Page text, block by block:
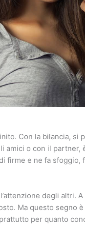
Con la bilancia, si
amici o con il
firme e ne fa sfoggio,
degli altri.
Ma questo segno
per quanto